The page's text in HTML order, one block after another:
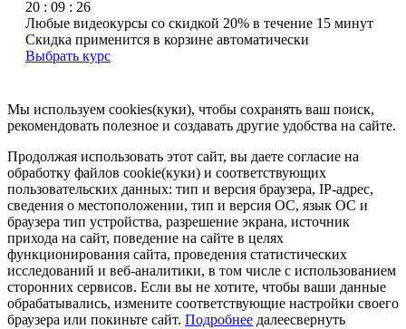
20 : 09 : 26
Любые видеокурсы со скидкой 20% в течение 15 минут
Скидка применится в корзине автоматически
Выбрать курс
Мы используем cookies(куки), чтобы сохранять ваш поиск,
рекомендовать полезное и создавать другие удобства на сайте.
Продолжая использовать этот сайт, вы даете согласие на
обработку файлов cookie(куки) и соответствующих
пользовательских данных: тип и версия браузера, IP-адрес,
сведения о местоположении, тип и версия ОС, язык ОС и
браузера тип устройства, разрешение экрана, источник
прихода на сайт, поведение на сайте в целях
функционирования сайта, проведения статистических
исследований и веб-аналитики, в том числе с использованием
сторонних сервисов. Если вы не хотите, чтобы ваши данные
обрабатывались, измените соответствующие настройки своего
браузера или покиньте сайт. Подробнее далеесвернуть